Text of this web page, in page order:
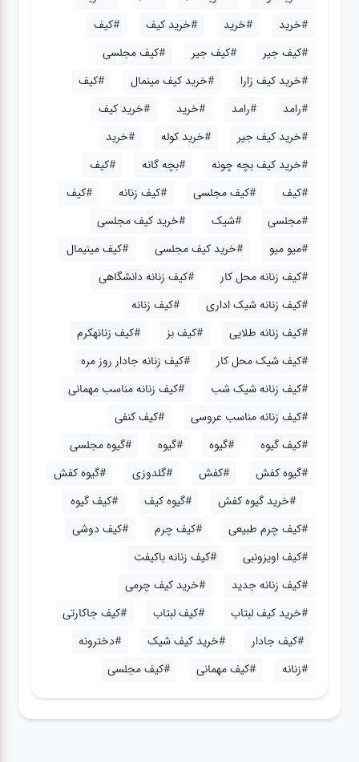
#خرید
#خرید #خرید کیف
#کیف
#کیف جیر
#کیف جیر
#کیف مجلسی
#خرید کیف زارا
#خرید کیف مینمال
#کیف
#رامد
#رامد #خرید
#خرید کیف
#خرید کیف جیر
#خرید کوله
#خرید
#خرید کیف بچه چونه
#بچه گانه
#کیف
#کیف
#کیف مجلسی #کیف زنانه
#کیف
#مجلسی
#شیک
#خرید کیف مجلسی
#میو میو
#خرید کیف مجلسی
#کیف مینیمال
#کیف زنانه محل کار
#کیف زنانه دانشگاهی
#کیف زنانه شیک اداری
#کیف زنانه
#کیف زنانه طلایی
#کیف بز
#کیف زنانهکرم
#کیف شیک محل کار
#کیف زنانه جادار روز مره
#کیف زنانه شیک شب
#کیف زنانه مناسب مهمانی
#کیف زنانه مناسب عروسی
#کیف کنفی
#کیف گیوه
#گیوه #گیوه
#گیوه مجلسی
#گیوه کفش
#کفش #گلدوزی
#گیوه کفش
#خرید گیوه کفش
#گیوه کیف
#کیف گیوه
#کیف چرم طبیعی
#کیف چرم
#کیف دوشی
#کیف اویزونبی
#کیف زنانه باکیفت
#کیف زنانه جدید
#خرید کیف چرمی
#خرید کیف لبتاب
#کیف لبتاب
#کیف جاکارتی
#کیف جادار
#خرید کیف شیک
#دخترونه
#زنانه
#کیف مهمانی #کیف مجلسی